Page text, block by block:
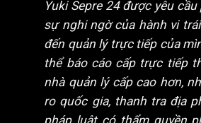
Yuki Sepre 24 được yêu
sự nghi ngờ của hành vi
đến quản lý trực tiếp của
thể báo cáo cấp trực tiếp
nhà quản lý cấp cao hơn,
ro quốc gia, thanh tra địa
pháp luật có thẩm quyền